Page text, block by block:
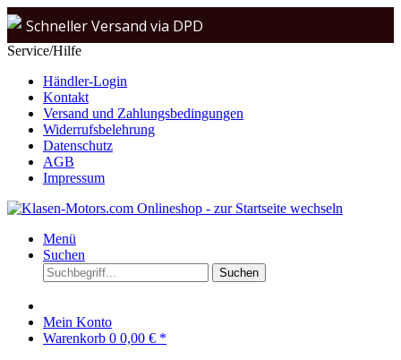
Schneller Versand via DPD
Service/Hilfe
Händler-Login
Kontakt
Versand und Zahlungsbedingungen
Widerrufsbelehrung
Datenschutz
AGB
Impressum
Menü
Suchen
Suchen
Mein Konto
Warenkorb 0 0,00 € *